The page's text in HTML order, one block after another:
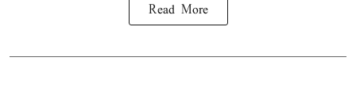
Read More